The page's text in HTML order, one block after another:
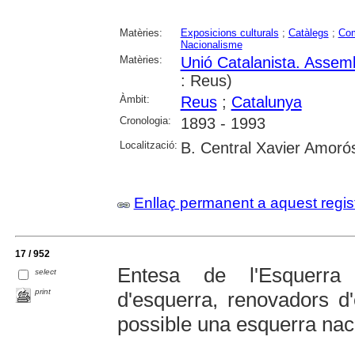
Matèries: Exposicions culturals ; Catàlegs ;
Nacionalisme
Matèries:
Unió Catalanista.
: Reus)
Àmbit: Reus; Catalunya
Cronologia: 1893 - 1993
Localització: B. Central Xavier
Enllaç permanent a aquest
17 / 952
select
print
Entesa de
d'esquerra, renovadors
possible una esquerra